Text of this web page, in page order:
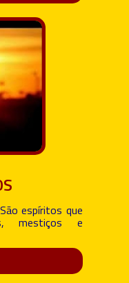
espíritos que
mestiços e